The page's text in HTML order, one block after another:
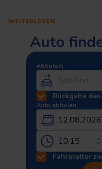
WEITERLESEN
Auto
Abholort
Rückgabe
Auto abholen
12.08.2026
Fahreralter